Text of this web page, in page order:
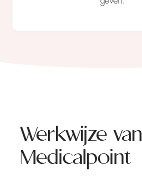
Werkwijze van
Medicalpoint